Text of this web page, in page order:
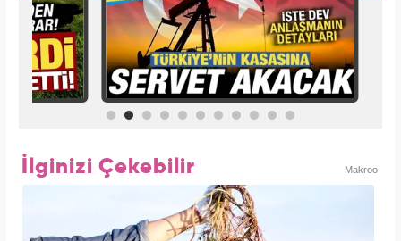
İlginizi Çekebilir Makroo